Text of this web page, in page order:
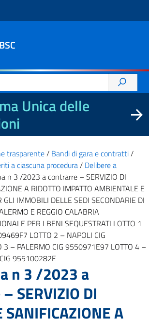
Unica delle
trasparente/ Bandi di gara e contratti/
a ciascuna procedura/ Delibere a
n 3 /2023 a contrarre – SERVIZIO DI
A RIDOTTO IMPATTO AMBIENTALE E
GLI IMMOBILI DELLE SEDI SECONDARIE DI
E REGGIO CALABRIA
PER I BENI SEQUESTRATI LOTTO 1
LOTTO 2 – NAPOLI CIG
3 – PALERMO CIG 9550971E97 LOTTO 4 –
955100282E
n 3 /2023 a
SERVIZIO DI
SANIFICAZIONE A